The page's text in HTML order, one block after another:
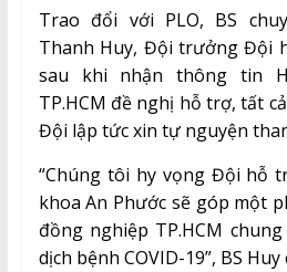
Trao đổi với PLO, BS
Thanh Huy, Đội trưởng Đội
sau khi nhận thông tin
TP.HCM đề nghị hỗ trợ, tất
Đội lập tức xin tự nguyện
“Chúng tôi hy vọng Đội hỗ
khoa An Phước sẽ góp một
đồng nghiệp TP.HCM
dịch bệnh COVID-19”, BS